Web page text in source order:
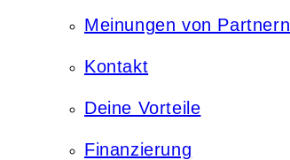
Meinungen von Partnern
Kontakt
Deine Vorteile
Finanzierung